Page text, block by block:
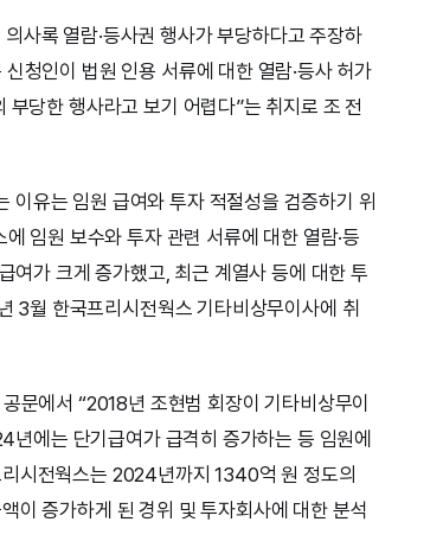
사록 열람·등사권 행사가 부당하다고 주장하
청인이 법원 인용 서류에 대한 열람·등사 허가
당한 행사라고 보기 어렵다”는 취지로 조 전
이유는 임원 급여와 투자 적절성을 검증하기 위
임원 보수와 투자 관련 서류에 대한 열람·등
여가 크게 증가했고, 최근 계열사 등에 대한 투
3월 한국프리시전웍스 기타비상무이사에 취
문에서 “2018년 조현범 회장이 기타비상무이
에는 단기급여가 급격히 증가하는 등 임원에
시전웍스는 2024년까지 1340억 원 정도의
이 증가하게 된 경위 및 투자회사에 대한 분석